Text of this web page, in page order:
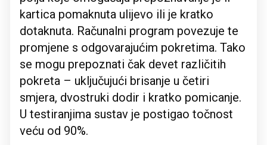
kartica pomaknuta ulijevo ili je kratko
dotaknuta. Računalni program povezuje te
promjene s odgovarajućim pokretima. Tako
se mogu prepoznati čak devet različitih
pokreta – uključujući brisanje u četiri
smjera, dvostruki dodir i kratko pomicanje.
U testiranjima sustav je postigao točnost
veću od 90%.